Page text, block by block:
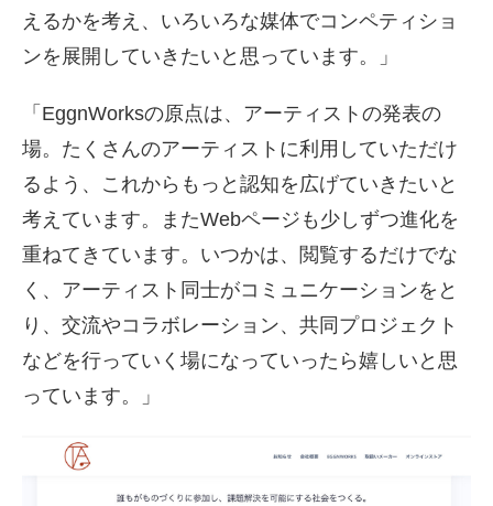
えるかを考え、いろいろな媒体でコンペティショ
ンを展開していきたいと思っています。」
「EggnWorksの原点は、アーティストの発表の
場。たくさんのアーティストに利用していただけ
るよう、これからもっと認知を広げていきたいと
考えています。またWebページも少しずつ進化を
重ねてきています。いつかは、閲覧するだけでな
く、アーティスト同士がコミュニケーションをと
り、交流やコラボレーション、共同プロジェクト
などを行っていく場になっていったら嬉しいと思
っています。」